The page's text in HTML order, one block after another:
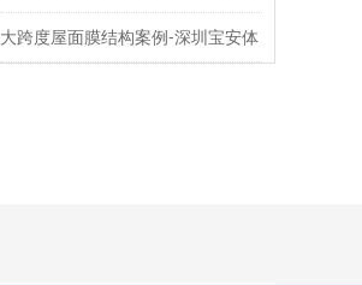
大跨度屋面膜结构案例-深圳宝安体